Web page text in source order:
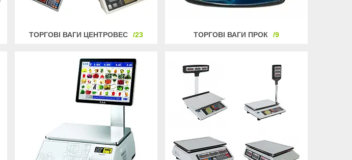
ТОРГОВІ ВАГИ ЦЕНТРОВЕС 23 ТОРГОВІ ВАГИ ПРОК 9